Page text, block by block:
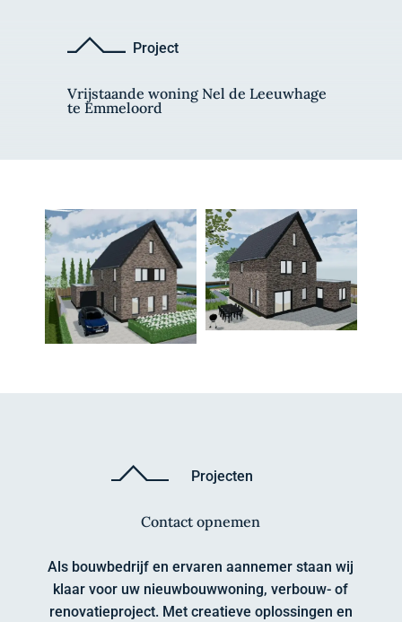
Project
Vrijstaande woning Nel de Leeuwhage
te Emmeloord
Projecten
Contact opnemen
Als bouwbedrijf en ervaren aannemer staan wij
klaar voor uw nieuwbouwwoning, verbouw- of
renovatieproject. Met creatieve oplossingen en